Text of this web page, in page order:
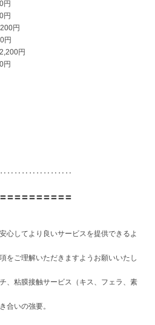
円
円
円
円
円
〓〓〓〓〓〓〓〓〓
心してより良いサービスを提供できるよ
をご理解いただきますようお願いいたし
、粘膜接触サービス（キス、フェラ、素
合いの強要。